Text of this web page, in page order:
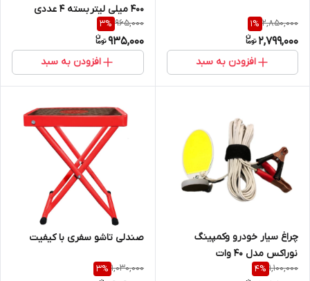
2,850,000
1%
2,799,000
افزودن به سبد
400 میلی لیتر بسته 4 عددی
965,000
3%
935,000
افزودن به سبد
چراغ سیار خودرو وکمپینگ
نوراکس مدل 40 وات
1,100,000
4%
صندلی تاشو سفری با کیفیت
1,030,000
3%